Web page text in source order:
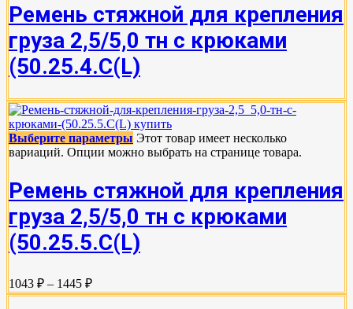
Ремень стяжной для крепления
груза 2,5/5,0 тн с крюками
(50.25.4.С(L)
Выберите параметры Этот товар имеет несколько
вариаций. Опции можно выбрать на странице товара.
Ремень стяжной для крепления
груза 2,5/5,0 тн с крюками
(50.25.5.C(L)
1043 ₽ – 1445 ₽